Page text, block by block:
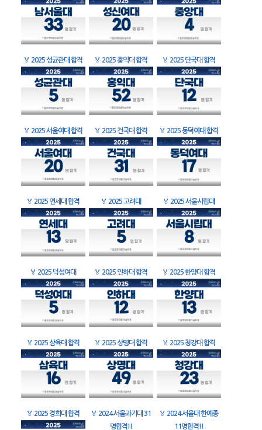
🏅 2025 성균관대 합격 🏅 2025 홍익대 합격 🏅 2025 단국대 합격
🏅 2025 서울여대 합격 🏅 2025 건국대 합격 🏅 2025 동덕여대 합격
🏅 2025 연세대 합격 🏅 2025 고려대 🏅 2025 서울시립대
🏅 2025 덕성여대 🏅 2025 인하대 합격 🏅 2025 한양대 합격
🏅 2025 삼육대 합격 🏅 2025 상명대 합격 🏅 2025 청강대 합격
🏅 2025 경희대 합격 🏅 2024 서울과기대 31
명합격!!
🏅 2024 서울대 한예종
11명합격!!